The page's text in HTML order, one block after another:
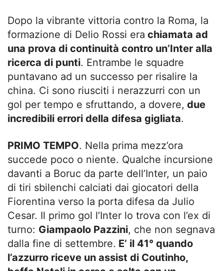
Dopo la vibrante vittoria contro la Roma, la
formazione di Delio Rossi era chiamata ad
una prova di continuità contro un’Inter alla
ricerca di punti. Entrambe le squadre
puntavano ad un successo per risalire la
china. Ci sono riusciti i nerazzurri con un
gol per tempo e sfruttando, a dovere, due
incredibili errori della difesa gigliata.
PRIMO TEMPO. Nella prima mezz’ora
succede poco o niente. Qualche incursione
davanti a Boruc da parte dell’Inter, un paio
di tiri sbilenchi calciati dai giocatori della
Fiorentina verso la porta difesa da Julio
Cesar. Il primo gol l’Inter lo trova con l’ex di
turno: Giampaolo Pazzini, che non segnava
dalla fine di settembre. E’ il 41° quando
l’azzurro riceve un assist di Coutinho,